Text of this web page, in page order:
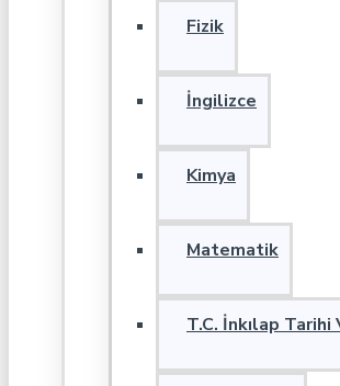
Fizik
İngilizce
Kimya
Matematik
T.C. İnkılap